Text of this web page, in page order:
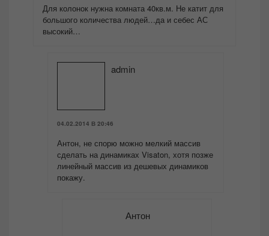
Для колонок нужна комната 40кв.м. Не катит для
большого количества людей…да и себес АС
высокий…
admin
04.02.2014 В 20:46
Антон, не спорю можно мелкий массив
сделать на динамиках Visaton, хотя позже
линейный массив из дешевых динамиков
покажу.
Антон